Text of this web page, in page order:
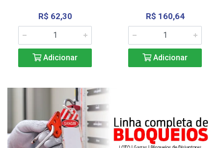
R$ 62,30
Adicionar
R$ 160,64
Adicionar